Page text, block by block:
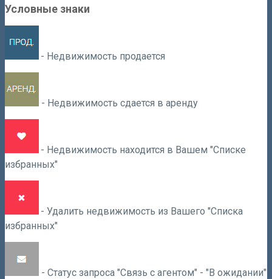
Условные знаки
- Недвижимость продается
- Недвижимость сдается в аренду
- Недвижимость находится в Вашем "Списке
избранных"
- Удалить недвижимость из Вашего "Списка
избранных"
- Статус запроса "Связь с агентом" - "В ожидании"